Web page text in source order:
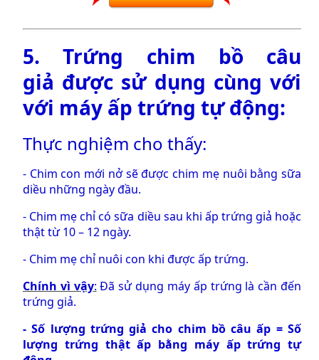
5.Trứng chim bồ câu
giả được sử dụng cùng với
với máy ấp trứng tự động:
Thực nghiệm cho thấy:
- Chim con mới nở sẽ được chim mẹ nuôi bằng sữa
diều những ngày đầu.
- Chim mẹ chỉ có sữa diều sau khi ấp trứng giả hoặc
thật từ 10 – 12 ngày.
- Chim mẹ chỉ nuôi con khi được ấp trứng.
Chính vì vậy: Đã sử dụng máy ấp trứng là cần đến
trứng giả.
- Số lượng trứng giả cho chim bồ câu ấp = Số
lượng trứng thật ấp bằng máy ấp trứng tự